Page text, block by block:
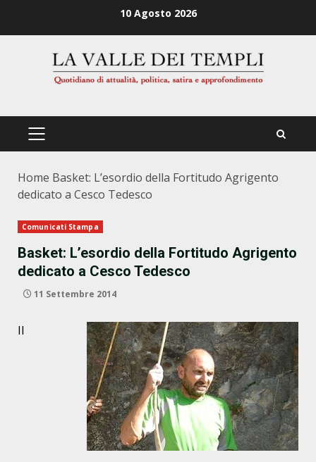
10 Agosto 2026
PRIMÄRES
Home Basket: L’esordio della Fortitudo Agrigento
dedicato a Cesco Tedesco
Comunicati Stampa
Basket: L’esordio della Fortitudo Agrigento
dedicato a Cesco Tedesco
11 Settembre 2014
Il